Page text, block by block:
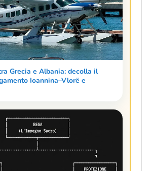
Grecia e Albania: decolla il
Ioannina–Vlorë e